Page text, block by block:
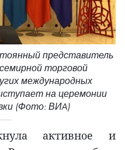
представитель
торговой
международных
на церемонии
(Фото: ВИA)
активное и